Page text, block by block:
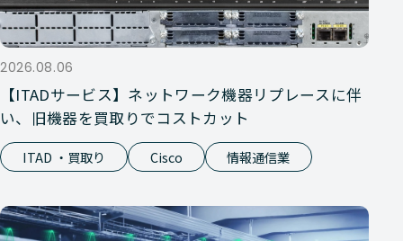
2026.08.06
【ITADサービス】ネットワーク機器リプレースに伴
い、旧機器を買取りでコストカット
ITAD ・買取り Cisco 情報通信業